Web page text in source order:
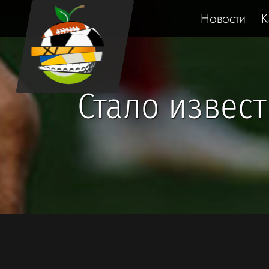
Новости
Стало